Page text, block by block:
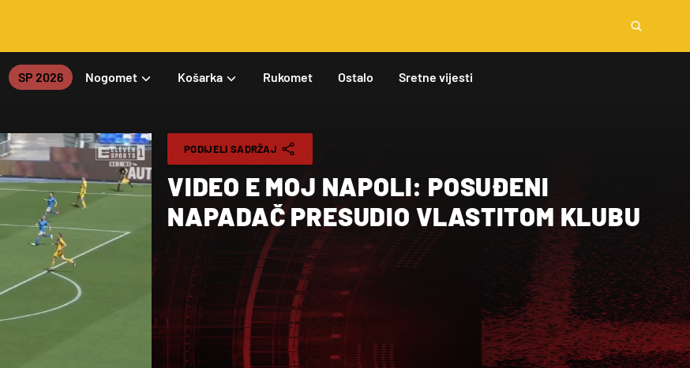
SP 2026 Nogomet Košarka Rukomet Ostalo Sretne vijesti
PODIJELI SADRŽAJ
VIDEO E MOJ NAPOLI: POSUĐENI
NAPADAČ PRESUDIO VLASTITOM KLUBU